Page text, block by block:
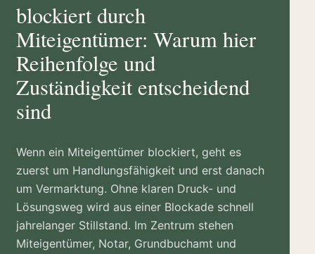
blockiert durch
Miteigentümer: Warum hier
Reihenfolge und
Zuständigkeit entscheidend
sind
Wenn ein Miteigentümer blockiert, geht es
zuerst um Handlungsfähigkeit und erst danach
um Vermarktung. Ohne klaren Druck- und
Lösungsweg wird aus einer Blockade schnell
jahrelanger Stillstand. Im Zentrum stehen
Miteigentümer, Notar, Grundbuchamt und